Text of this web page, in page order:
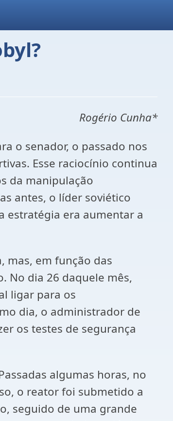
Rogério Cunha*
o senador, o passado nos
Esse raciocínio continua
da manipulação
antes, o líder soviético
estratégia era aumentar a
mas, em função das
No dia 26 daquele mês,
ligar para os
dia, o administrador de
os testes de segurança
algumas horas, no
o reator foi submetido a
seguido de uma grande